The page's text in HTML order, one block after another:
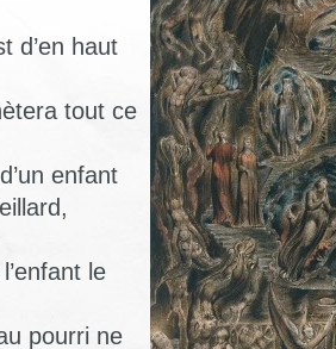
d’en haut
tout ce
enfant
le
pourri ne